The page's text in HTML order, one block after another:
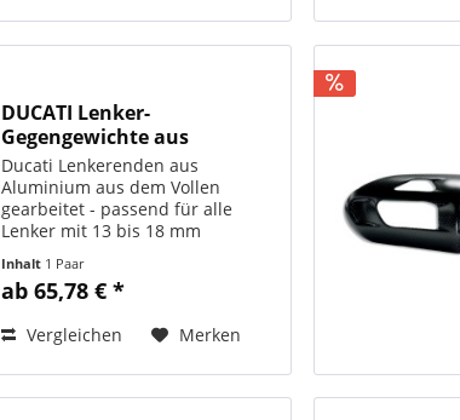
DUCATI Lenker-
Gegengewichte aus
Aluminium...
Ducati Lenkerenden aus
Aluminium aus dem Vollen
gearbeitet - passend für alle
Lenker mit 13 bis 18 mm
eloxiert - werten sie das Motorrad
optisch auf. Hergestellt in
die Montage...
Inhalt 1 Paar
ab 65,78 € *
Vergleichen Merken